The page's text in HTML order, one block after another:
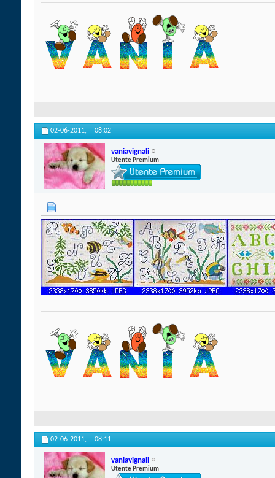
02-06-2011, 08:02
vaniavignali
Utente Premium
02-06-2011, 08:11
vaniavignali
Utente Premium